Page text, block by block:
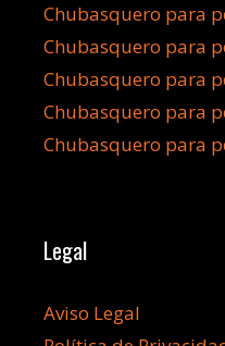
Chubasquero para
Chubasquero para
Chubasquero para
Chubasquero para
Chubasquero para
Legal
Aviso Legal